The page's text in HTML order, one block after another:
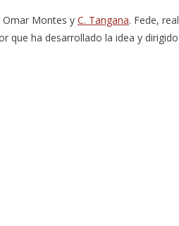
Omar Montes y C. Tangana. Fede,
ha desarrollado la idea y dirigido